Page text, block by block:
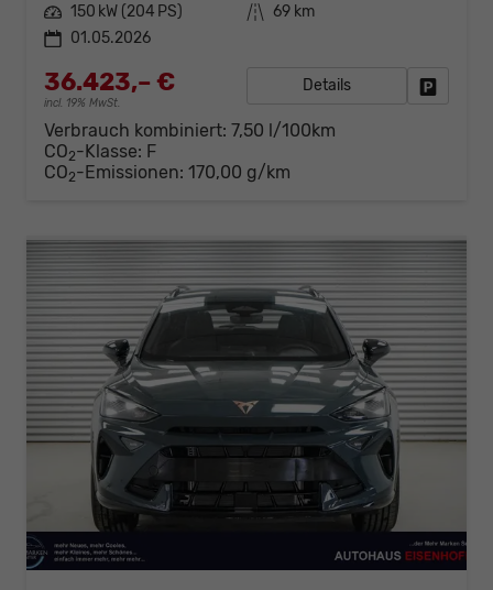
Leistung 150 kW (204 PS) Kilometerstand 69 km
01.05.2026
36.423,– €
incl. 19% MwSt.
Details
Verbrauch kombiniert: 7,50 l/100km
CO2-Klasse: F
CO2-Emissionen: 170,00 g/km